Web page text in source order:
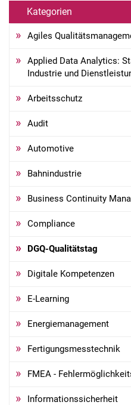
Kategorien
Agiles
Applied Data Analytics:
Industrie und
Arbeitsschutz
Audit
Automotive
Bahnindustrie
Business Continuity
Compliance
DGQ-Qualitätstag
Digitale Kompetenzen
E-Learning
Energiemanagement
Fertigungsmesstechnik
FMEA -
Informationssicherheit